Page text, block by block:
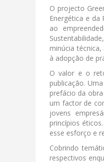
O projecto
Energética e da
ao
minúcia
à adopção de
O valor e o
publicação.
prefácio da
um factor de
jovens
princípios
esse esforço e
Cobrindo
respectivos